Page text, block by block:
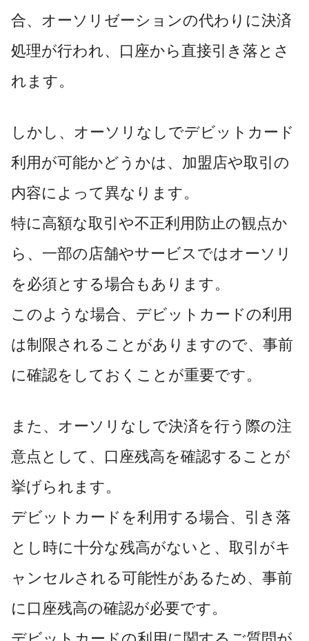
合、オーソリゼーションの代わりに決済
処理が行われ、口座から直接引き落とさ
れます。
しかし、オーソリなしでデビットカード
利用が可能かどうかは、加盟店や取引の
内容によって異なります。
特に高額な取引や不正利用防止の観点か
ら、一部の店舗やサービスではオーソリ
を必須とする場合もあります。
このような場合、デビットカードの利用
は制限されることがありますので、事前
に確認をしておくことが重要です。
また、オーソリなしで決済を行う際の注
意点として、口座残高を確認することが
挙げられます。
デビットカードを利用する場合、引き落
とし時に十分な残高がないと、取引がキ
ャンセルされる可能性があるため、事前
に口座残高の確認が必要です。